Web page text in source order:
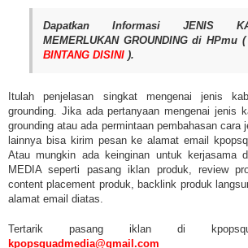
Dapatkan Informasi JENIS
MEMERLUKAN GROUNDING di HPmu
BINTANG DISINI ).
Itulah penjelasan singkat mengenai jenis
grounding. Jika ada pertanyaan mengenai jenis
grounding atau ada permintaan pembahasan cara
lainnya bisa kirim pesan ke alamat email
Atau mungkin ada keinginan untuk kerjasama
MEDIA seperti pasang iklan produk, review
content placement produk, backlink produk
alamat email diatas.
Tertarik pasang iklan di
kpopsquadmedia@gmail.com